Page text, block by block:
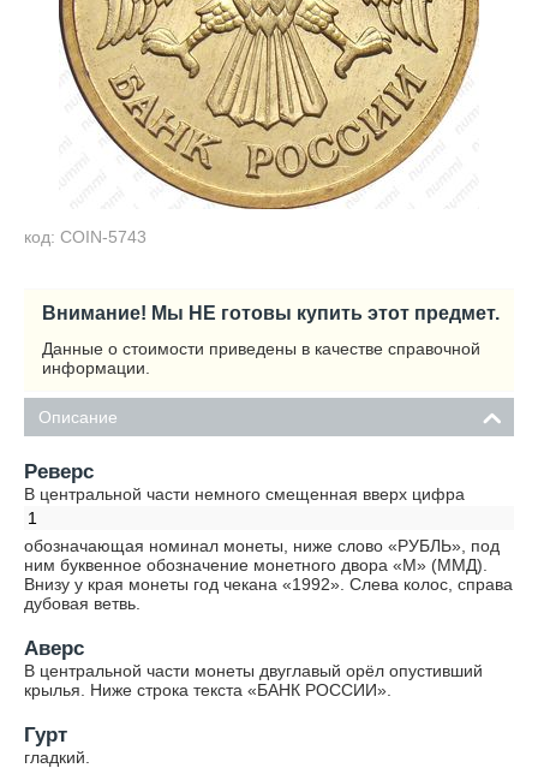
код: COIN-5743
Внимание! Мы НЕ готовы купить этот предмет.
Данные о стоимости приведены в качестве справочной
информации.
Описание
Реверс
В центральной части немного смещенная вверх цифра
1
обозначающая номинал монеты, ниже слово «РУБЛЬ», под
ним буквенное обозначение монетного двора «М» (ММД).
Внизу у края монеты год чекана «1992». Слева колос, справа
дубовая ветвь.
Аверс
В центральной части монеты двуглавый орёл опустивший
крылья. Ниже строка текста «БАНК РОССИИ».
Гурт
гладкий.